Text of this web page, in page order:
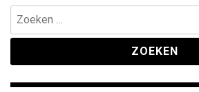
Zoeken
naar: